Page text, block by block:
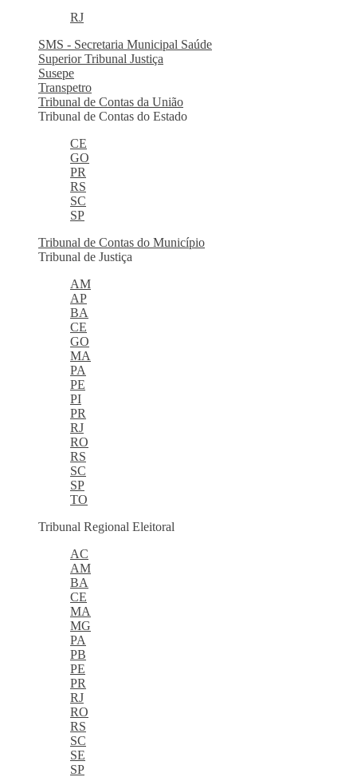
RJ
SMS - Secretaria Municipal Saúde
Superior Tribunal Justiça
Susepe
Transpetro
Tribunal de Contas da União
Tribunal de Contas do Estado
CE
GO
PR
RS
SC
SP
Tribunal de Contas do Município
Tribunal de Justiça
AM
AP
BA
CE
GO
MA
PA
PE
PI
PR
RJ
RO
RS
SC
SP
TO
Tribunal Regional Eleitoral
AC
AM
BA
CE
MA
MG
PA
PB
PE
PR
RJ
RO
RS
SC
SE
SP